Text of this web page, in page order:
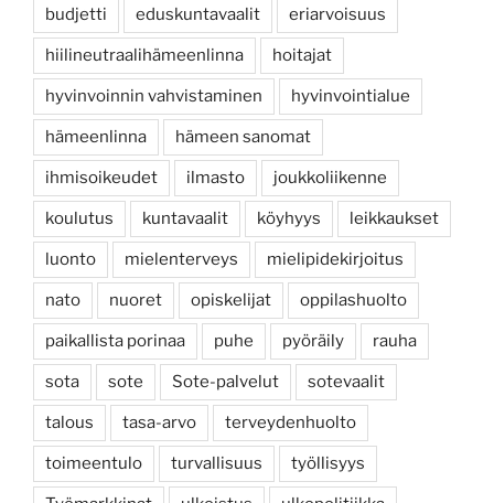
budjetti eduskuntavaalit eriarvoisuus
hiilineutraalihämeenlinna hoitajat
hyvinvoinnin vahvistaminen hyvinvointialue
hämeenlinna hämeen sanomat
ihmisoikeudet ilmasto joukkoliikenne
koulutus kuntavaalit köyhyys leikkaukset
luonto mielenterveys mielipidekirjoitus
nato nuoret opiskelijat oppilashuolto
paikallista porinaa puhe pyöräily rauha
sota sote Sote-palvelut sotevaalit
talous tasa-arvo terveydenhuolto
toimeentulo turvallisuus työllisyys